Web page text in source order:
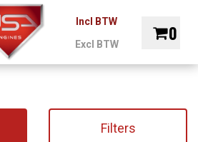
Incl BTW
Excl BTW
0
Filters